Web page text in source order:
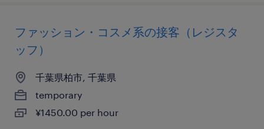
ファッション・コスメ系の接客（レジスタ
ッフ）
千葉県柏市, 千葉県
temporary
¥1450.00 per hour